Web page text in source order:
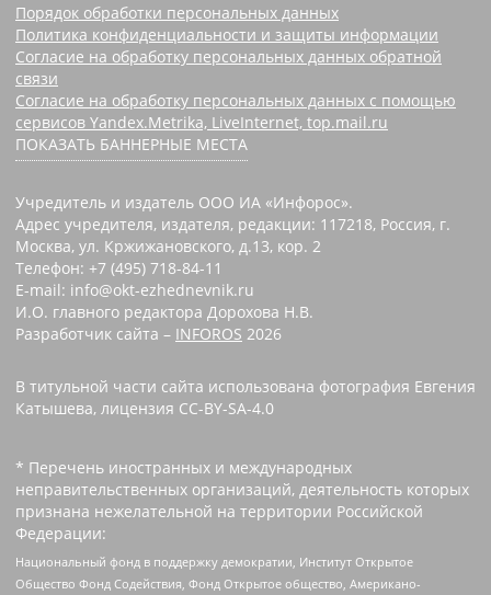
Порядок обработки персональных данных
Политика конфиденциальности и защиты информации
Согласие на обработку персональных данных обратной
связи
Согласие на обработку персональных данных с помощью
сервисов Yandex.Metrika, LiveInternet, top.mail.ru
ПОКАЗАТЬ БАННЕРНЫЕ МЕСТА
Учредитель и издатель ООО ИА «Инфорос».
Адрес учредителя, издателя, редакции: 117218, Россия, г.
Москва, ул. Кржижановского, д.13, кор. 2
Телефон: +7 (495) 718-84-11
E-mail: info@okt-ezhednevnik.ru
И.О. главного редактора Дорохова Н.В.
Разработчик сайта – INFOROS 2026
В титульной части сайта использована фотография Евгения
Катышева, лицензия CC-BY-SA-4.0
* Перечень иностранных и международных
неправительственных организаций, деятельность которых
признана нежелательной на территории Российской
Федерации:
Национальный фонд в поддержку демократии, Институт Открытое
Общество Фонд Содействия, Фонд Открытое общество, Американо-